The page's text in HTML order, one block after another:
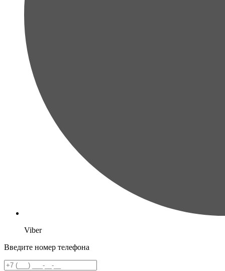
Viber
Введите номер телефона